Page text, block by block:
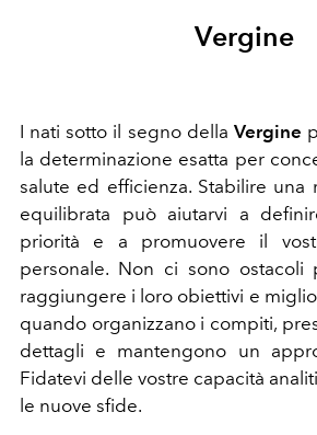
Vergine
I nati sotto il segno della Vergine
la determinazione esatta per
salute ed efficienza. Stabilire una
equilibrata può aiutarvi a
priorità e a promuovere il
personale. Non ci sono
raggiungere i loro obiettivi e
quando organizzano i compiti,
dettagli e mantengono un
Fidatevi delle vostre capacità
le nuove sfide.